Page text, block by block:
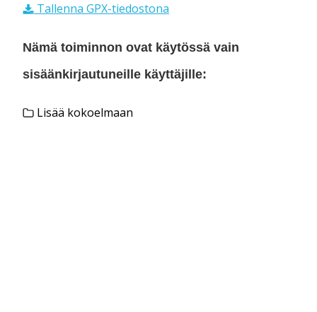
Tallenna GPX-tiedostona
Nämä toiminnon ovat käytössä vain
sisäänkirjautuneille käyttäjille:
Lisää kokoelmaan